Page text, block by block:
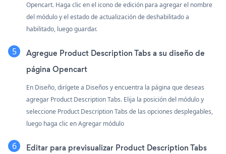
Opencart. Haga clic en el icono de edición para agregar el nombre
del módulo y el estado de actualización de deshabilitado a
habilitado, luego guardar.
Agregue Product Description Tabs a su diseño de
página Opencart
En Diseño, dirígete a Diseños y encuentra la página que deseas
agregar Product Description Tabs. Elija la posición del módulo y
seleccione Product Description Tabs de las opciones desplegables,
luego haga clic en Agregar módulo
Editar para previsualizar Product Description Tabs